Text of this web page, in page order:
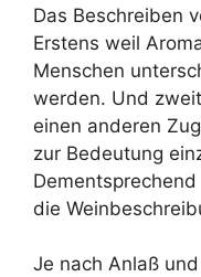
Das Beschreiben
Erstens weil
Menschen
werden. Und
einen anderen
zur Bedeutung
die
Je nach Anlaß